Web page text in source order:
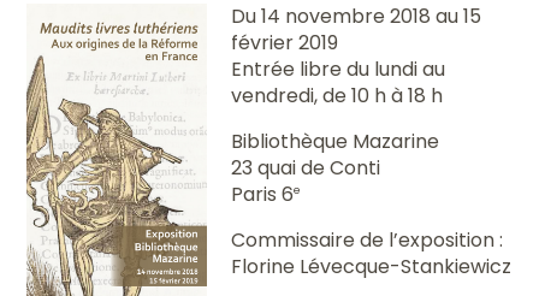
Du 14 novembre 2018 au 15
février 2019
Entrée libre du lundi au
vendredi, de 10 h à 18 h
Bibliothèque Mazarine
23 quai de Conti
Paris 6e
Commissaire de l’exposition :
Florine Lévecque-Stankiewicz